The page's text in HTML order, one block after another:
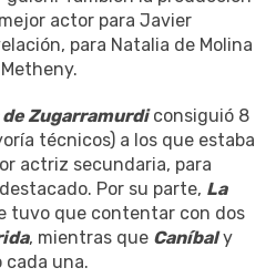
actor para Javier
para Natalia de Molina
Zugarramurdiconsiguió 8
técnicos) a los que estaba
actriz secundaria, para
Por su parte, La
tuvo que contentar con dos
, mientras que Caníbaly
una.